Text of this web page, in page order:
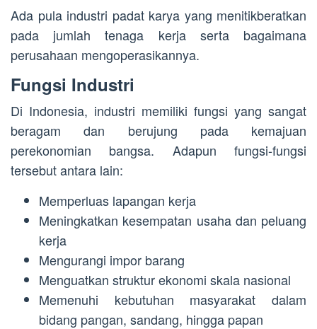
Ada pula industri padat karya yang menitikberatkan
pada jumlah tenaga kerja serta bagaimana
perusahaan mengoperasikannya.
Fungsi Industri
Di Indonesia, industri memiliki fungsi yang sangat
beragam dan berujung pada kemajuan
perekonomian bangsa. Adapun fungsi-fungsi
tersebut antara lain:
Memperluas lapangan kerja
Meningkatkan kesempatan usaha dan peluang
kerja
Mengurangi impor barang
Menguatkan struktur ekonomi skala nasional
Memenuhi kebutuhan masyarakat dalam
bidang pangan, sandang, hingga papan